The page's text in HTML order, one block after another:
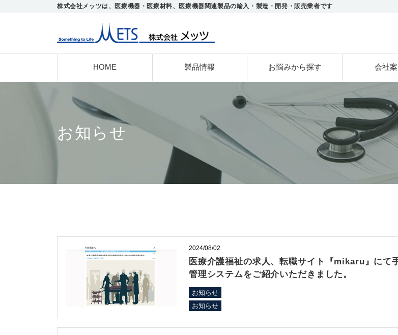
株式会社メッツは、医療機器・医療材料、医療機器関連製品の輸入・製造・開発・販売業者です
HOME 製品情報 お悩みから探す 会社
お知らせ
2024/08/02
医療介護福祉の求人、転職サイト『mikaru』にて
管理システムをご紹介いただきました。
お知らせ
お知らせ